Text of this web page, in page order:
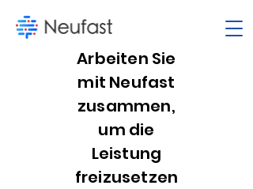
Arbeiten Sie
mit Neufast
zusammen,
um die
Leistung
freizusetzen